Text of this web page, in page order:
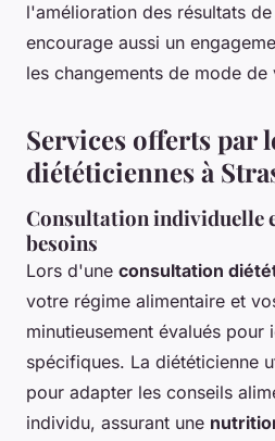
l'amélioration des résultats
encourage aussi un
les changements de mode de
Services offerts par
diététiciennes à
Consultation individuelle
besoins
Lors d'une consultation
votre régime alimentaire et
minutieusement évalués pour
spécifiques. La diététicienne
pour adapter les conseils
individu, assurant une